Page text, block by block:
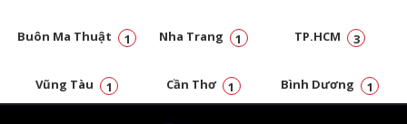
Buôn Ma Thuật 1 Nha Trang 1 TP.HCM 3
Vũng Tàu 1 Cần Thơ 1 Bình Dương 1